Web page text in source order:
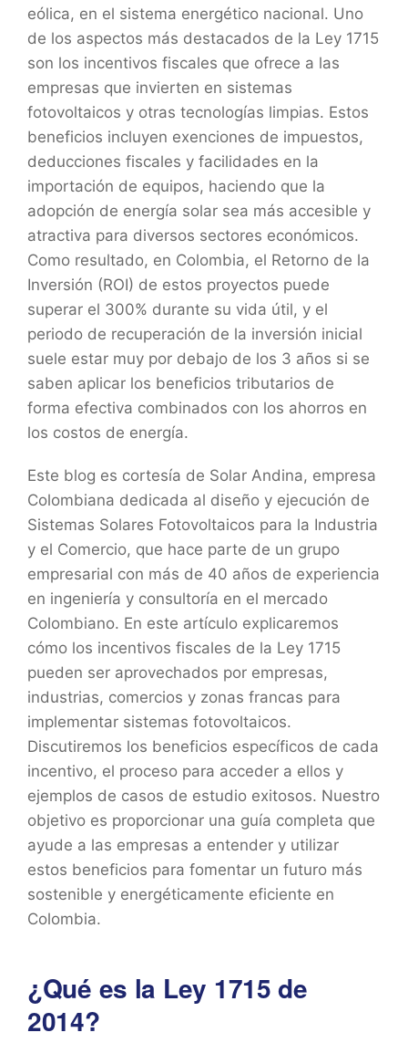
eólica, en el sistema energético nacional. Uno
de los aspectos más destacados de la Ley 1715
son los incentivos fiscales que ofrece a las
empresas que invierten en sistemas
fotovoltaicos y otras tecnologías limpias. Estos
beneficios incluyen exenciones de impuestos,
deducciones fiscales y facilidades en la
importación de equipos, haciendo que la
adopción de energía solar sea más accesible y
atractiva para diversos sectores económicos.
Como resultado, en Colombia, el Retorno de la
Inversión (ROI) de estos proyectos puede
superar el 300% durante su vida útil, y el
periodo de recuperación de la inversión inicial
suele estar muy por debajo de los 3 años si se
saben aplicar los beneficios tributarios de
forma efectiva combinados con los ahorros en
los costos de energía.
Este blog es cortesía de Solar Andina, empresa
Colombiana dedicada al diseño y ejecución de
Sistemas Solares Fotovoltaicos para la Industria
y el Comercio, que hace parte de un grupo
empresarial con más de 40 años de experiencia
en ingeniería y consultoría en el mercado
Colombiano. En este artículo explicaremos
cómo los incentivos fiscales de la Ley 1715
pueden ser aprovechados por empresas,
industrias, comercios y zonas francas para
implementar sistemas fotovoltaicos.
Discutiremos los beneficios específicos de cada
incentivo, el proceso para acceder a ellos y
ejemplos de casos de estudio exitosos. Nuestro
objetivo es proporcionar una guía completa que
ayude a las empresas a entender y utilizar
estos beneficios para fomentar un futuro más
sostenible y energéticamente eficiente en
Colombia.
¿Qué es la Ley 1715 de
2014?